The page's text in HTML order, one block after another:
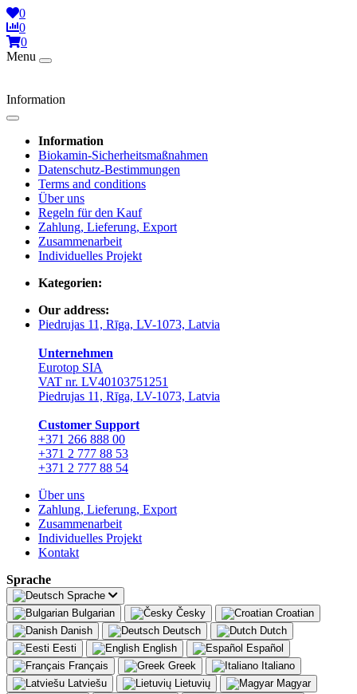
0
0
0
Menu
Information
Information
Biokamin-Sicherheitsmaßnahmen
Datenschutz-Bestimmungen
Terms and conditions
Über uns
Regeln für den Kauf
Zahlung, Lieferung, Export
Zusammenarbeit
Individuelles Projekt
Kategorien:
Our address:
Piedrujas 11, Rīga, LV-1073, Latvia
Unternehmen
Eurotop SIA
VAT nr. LV40103751251
Piedrujas 11, Rīga, LV-1073, Latvia
Сustomer Support
+371 266 888 00
+371 2 777 88 53
+371 2 777 88 54
Über uns
Zahlung, Lieferung, Export
Zusammenarbeit
Individuelles Projekt
Kontakt
Sprache
Sprache
Bulgarian
Česky
Croatian
Danish
Deutsch
Dutch
Eesti
English
Español
Français
Greek
Italiano
Latviešu
Lietuvių
Magyar